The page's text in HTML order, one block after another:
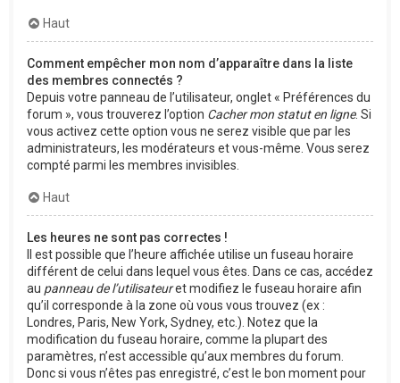
Haut
Comment empêcher mon nom d’apparaître dans la liste
des membres connectés ?
Depuis votre panneau de l’utilisateur, onglet « Préférences du
forum », vous trouverez l’option Cacher mon statut en ligne. Si
vous activez cette option vous ne serez visible que par les
administrateurs, les modérateurs et vous-même. Vous serez
compté parmi les membres invisibles.
Haut
Les heures ne sont pas correctes !
Il est possible que l’heure affichée utilise un fuseau horaire
différent de celui dans lequel vous êtes. Dans ce cas, accédez
au panneau de l’utilisateuret modifiez le fuseau horaire afin
qu’il corresponde à la zone où vous vous trouvez (ex :
Londres, Paris, New York, Sydney, etc.). Notez que la
modification du fuseau horaire, comme la plupart des
paramètres, n’est accessible qu’aux membres du forum.
Donc si vous n’êtes pas enregistré, c’est le bon moment pour